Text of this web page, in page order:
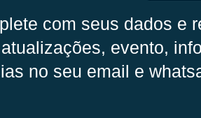
com seus dados e
atualizações, evento,
no seu email e